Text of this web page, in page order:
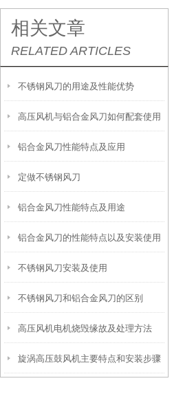
相关文章
RELATED ARTICLES
不锈钢风刀的用途及性能优势
高压风机与铝合金风刀如何配套使用
铝合金风刀性能特点及应用
定做不锈钢风刀
铝合金风刀性能特点及用途
铝合金风刀的性能特点以及安装使用
不锈钢风刀安装及使用
不锈钢风刀和铝合金风刀的区别
高压风机电机烧毁缘故及处理方法
旋涡高压鼓风机主要特点和安装步骤